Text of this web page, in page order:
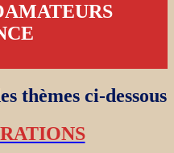
thèmes ci-dessous